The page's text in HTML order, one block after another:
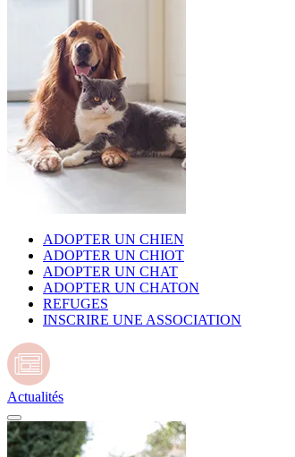
ADOPTER UN CHIEN
ADOPTER UN CHIOT
ADOPTER UN CHAT
ADOPTER UN CHATON
REFUGES
INSCRIRE UNE ASSOCIATION
Actualités